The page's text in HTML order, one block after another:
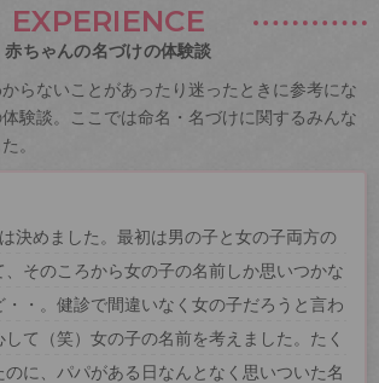
EXPERIENCE
赤ちゃんの名づけの体験談
らないことがあったり迷ったときに参考にな
験談。ここでは命名・名づけに関するみんな
。
決めました。最初は男の子と女の子両方の
そのころから女の子の名前しか思いつかな
・・。健診で間違いなく女の子だろうと言わ
て（笑）女の子の名前を考えました。たく
のに、パパがある日なんとなく思いついた名